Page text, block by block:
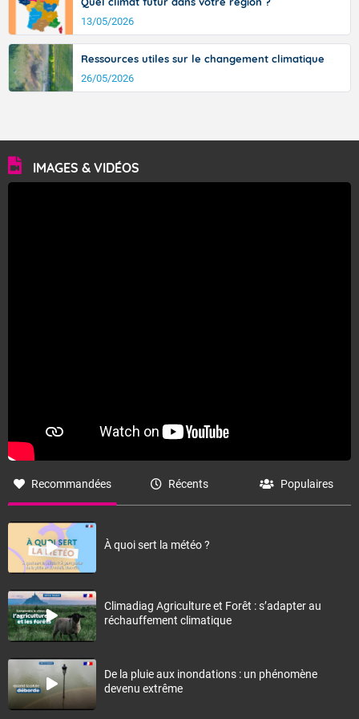
13/05/2026
Ressources utiles sur le changement climatique
26/05/2026
IMAGES & VIDÉOS
Recommandées Récents Populaires
À quoi sert la météo ?
Climadiag Agriculture et Forêt : s’adapter au
réchauffement climatique
De la pluie aux inondations : un phénomène
devenu extrême